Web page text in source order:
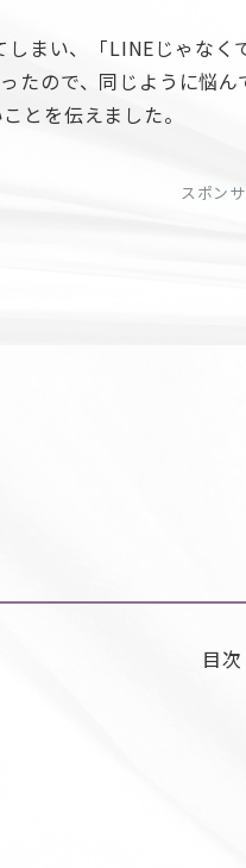
まい、「LINEじゃな
たので、同じように悩
とを伝えました。
スポン
目次